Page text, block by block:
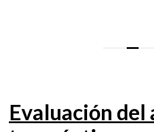
Evaluación del